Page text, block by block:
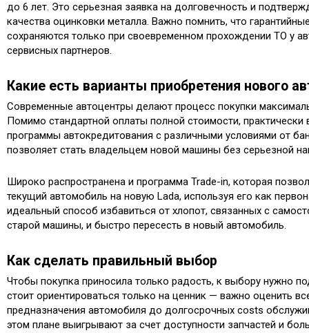
до 6 лет. Это серьезная заявка на долговечность и
качества оцинковки металла. Важно помнить, что
сохраняются только при своевременном прохождении ТО у
сервисных партнеров.
Какие есть варианты приобретения нового
Современные автоцентры делают процесс покупки
Помимо стандартной оплаты полной стоимости, практически
программы автокредитования с различными условиями от
позволяет стать владельцем новой машины без серьезной
Широко распространена и программа Trade-in, которая
текущий автомобиль на новую Lada, используя его как
идеальный способ избавиться от хлопот, связанных с
старой машины, и быстро пересесть в новый автомобиль.
Как сделать правильный выбор
Чтобы покупка приносила только радость, к выбору нужно
стоит ориентироваться только на ценник — важно оценить
предназначения автомобиля до долгосрочных costs
этом плане выигрывают за счет доступности запчастей и